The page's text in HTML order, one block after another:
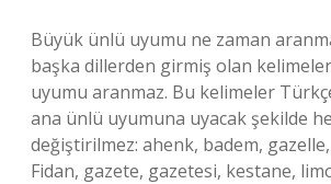
Büyük ünlü uyumu ne zaman
başka dillerden girmiş olan
uyumu aranmaz. Bu kelimeler
ana ünlü uyumuna uyacak şekilde
değiştirilmez: ahenk, badem,
Fidan, gazete, gazetesi, kestane,